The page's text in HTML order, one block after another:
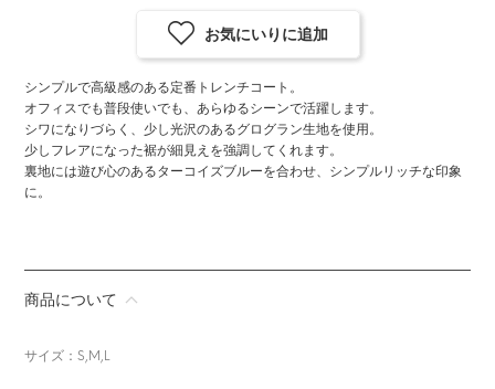
お気にいりに追加
シンプルで高級感のある定番トレンチコート。
オフィスでも普段使いでも、あらゆるシーンで活躍します。
シワになりづらく、少し光沢のあるグログラン生地を使用。
少しフレアになった裾が細見えを強調してくれます。
裏地には遊び心のあるターコイズブルーを合わせ、シンプルリッチな印象
に。
商品について
サイズ：S,M,L